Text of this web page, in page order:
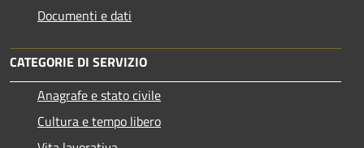
Documenti e dati
CATEGORIE DI SERVIZIO
Anagrafe e stato civile
Cultura e tempo libero